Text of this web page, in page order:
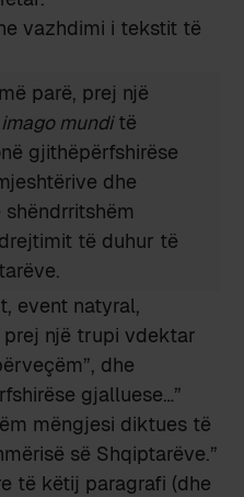
vazhdimi i tekstit të
parë, prej një
imago munditë
gjithëpërfshirëse
dhe
të duhur të
event natyral,
një trupi vdektar
dhe
gjalluese…”
mëngjesi diktues të
së Shqiptarëve.”
të këtij paragrafi (dhe